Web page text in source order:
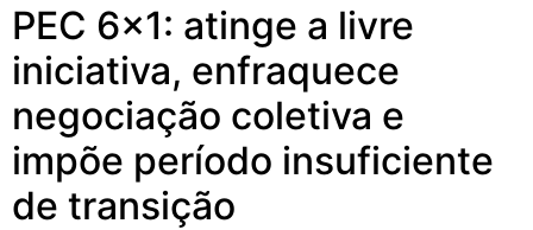
PEC 6×1: atinge a livre
iniciativa, enfraquece
negociação coletiva e
impõe período insuficiente
de transição